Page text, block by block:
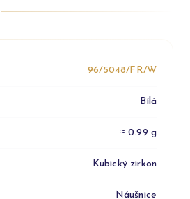
96/5048/FR/W
Bílá
≈ 0.99 g
Kubický zirkon
Náušnice